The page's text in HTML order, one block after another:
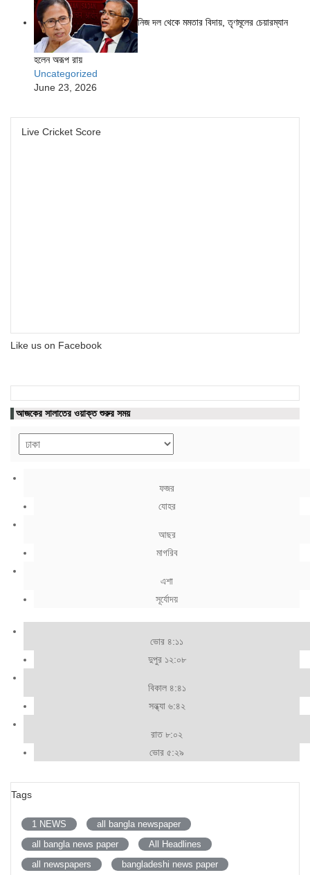
নিজ দল থেকে মমতার বিদায়, তৃণমূলের চেয়ারম্যান
হলেন অরূপ রায়
Uncategorized
June 23, 2026
Live Cricket Score
Like us on Facebook
আজকের সালাতের ওয়াক্ত শুরুর সময়
ফজর
যোহর
আছর
মাগরিব
এশা
সূর্যোদয়
ভোর ৪:১১
দুপুর ১২:০৮
বিকাল ৪:৪১
সন্ধ্যা ৬:৪২
রাত ৮:০২
ভোর ৫:২৯
Tags
1 NEWS
all bangla newspaper
all bangla news paper
All Headlines
all newspapers
bangladeshi news paper